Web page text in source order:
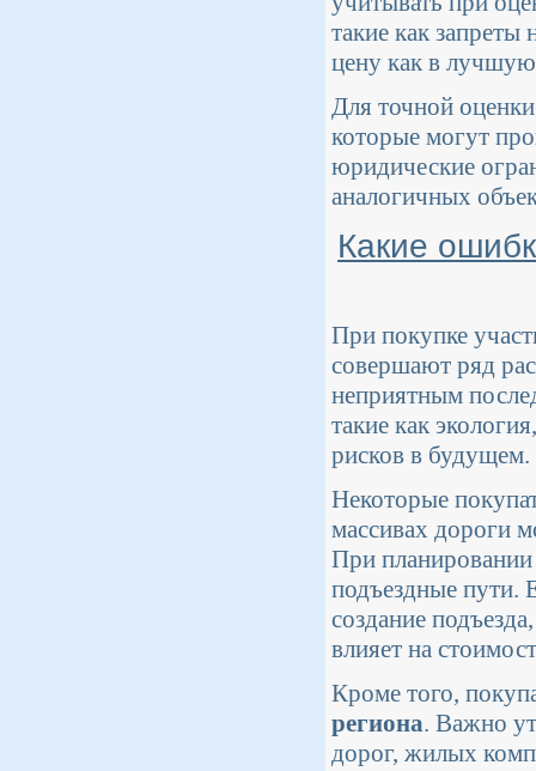
такие как
цену как в
Для точной
которые могут
юридические
аналогичных
Какие
При покупке
совершают ряд
неприятным
такие как
рисков в будущем.
Некоторые
массивах дороги
При
подъездные пути.
создание
влияет на
Кроме того,
региона. Важно
дорог, жилых